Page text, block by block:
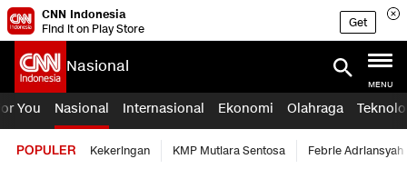
CNN Indonesia
Find it on Play Store
Get
Nasional
MENU
You Nasional Internasional Ekonomi Olahraga
POPULER Kekeringan KMP Mutiara Sentosa Febrie Adriansyah